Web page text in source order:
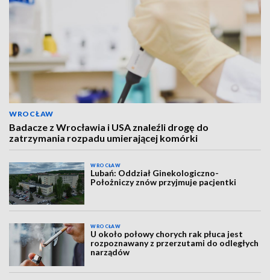
WROCŁAW
Badacze z Wrocławia i USA znaleźli drogę do
zatrzymania rozpadu umierającej komórki
WROCŁAW
Lubań: Oddział Ginekologiczno-
Położniczy znów przyjmuje pacjentki
WROCŁAW
U około połowy chorych rak płuca jest
rozpoznawany z przerzutami do odległych
narządów